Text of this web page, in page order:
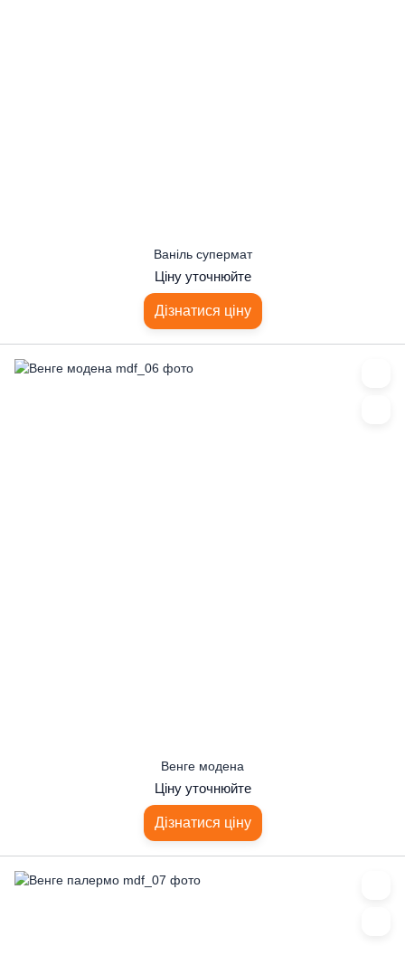
Ваніль супермат
Ціну уточнюйте
Дізнатися ціну
Венге модена
Ціну уточнюйте
Дізнатися ціну